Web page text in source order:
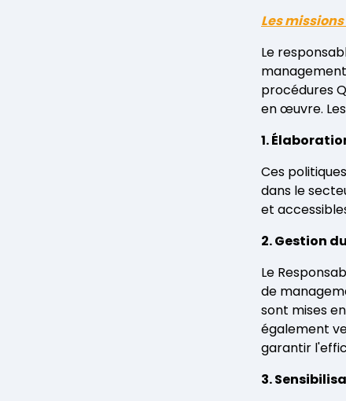
Les
Le
procédures
en œuvre.
1.
Ces
dans le
et
2. Gestion
Le
de
sont mises
également
garantir
3.